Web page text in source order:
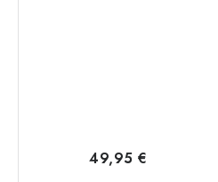
49,95 €